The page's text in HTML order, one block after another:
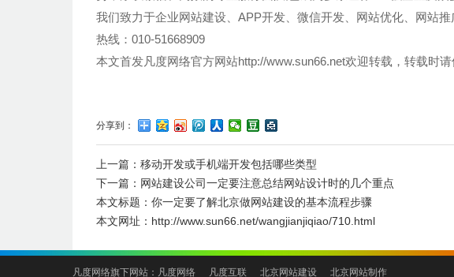
我们致力于企业网站建设、APP开发、微信开发、网站优化、网站推
热线：010-51668909
本文首发凡度网络官方网站http://www.sun66.net欢迎转载，转载时请
分享到：
上一篇： 移动开发或手机端开发包括哪些类型
下一篇： 网站建设公司一定要注意总结网站设计时的几个重点
本文标题： 你一定要了解北京做网站建设的基本流程步骤
本文网址： http://www.sun66.net/wangjianjiqiao/710.html
凡度网络旗下网站： 凡度网络 凡度互联 北京网站建设 北京网站制作